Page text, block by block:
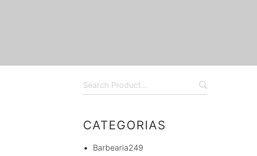
CATEGORIAS
Barbearia249